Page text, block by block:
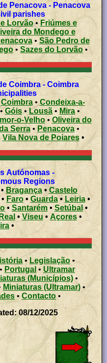
Penacova - Penacova
parishes
de Lorvão• Friúmes e
do Mondego e
• São Pedro de
• Sazes do Lorvão •
Coimbra•Condeixa-a-
•Góis•Lousã • Mira •
o-Velho• Oliveira do
Serra• Penacova•
Vila Nova de Poiares•
-
Regions
Bragança• Castelo
Faro• Guarda• Leiria•
• Santarém • Setúbal•
•Viseu • Açores •
•
• Legislação •
• Portugal • Ultramar
(Municípios)•
Miniaturas (Ultramar) •
•Contacto •
08/12/2025